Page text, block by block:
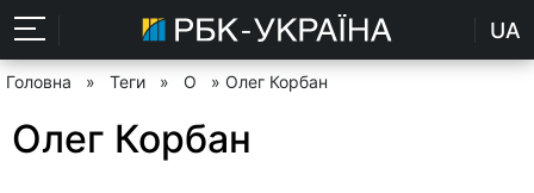
UA
Головна » Теги » О » Олег Корбан
Олег Корбан